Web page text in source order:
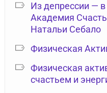
Из депрессии —
Академия
Натальи Себало
Физическая
Физическая
счастьем и